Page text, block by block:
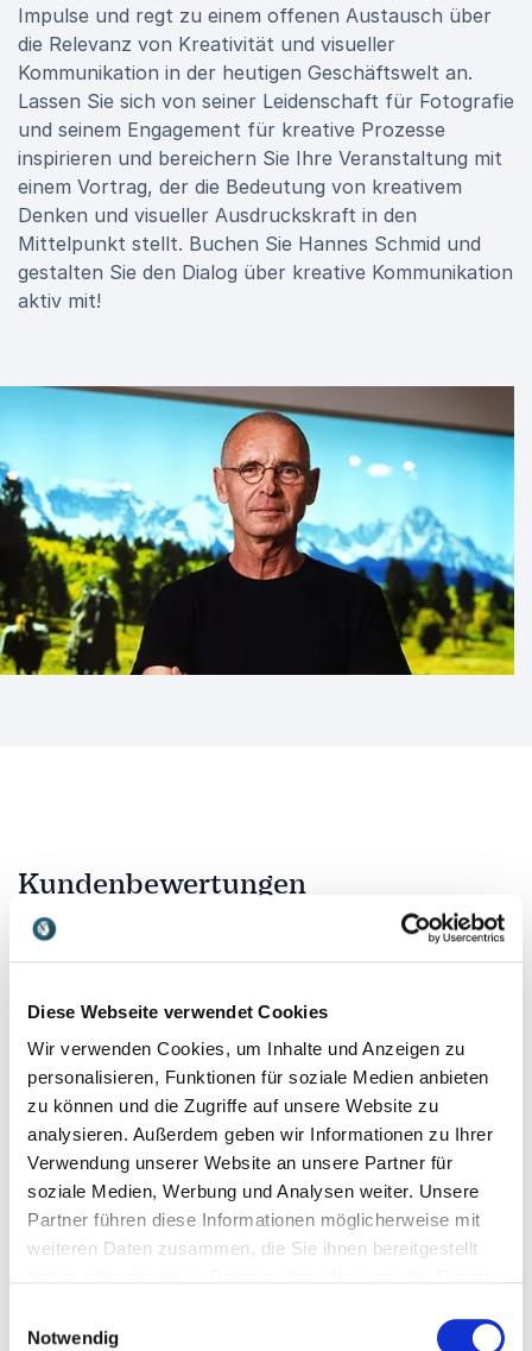
Diese Webseite verwendet Cookies
Wir verwenden Cookies, um Inhalte und Anzeigen zu
personalisieren, Funktionen für soziale Medien anbieten
zu können und die Zugriffe auf unsere Website zu
analysieren. Außerdem geben wir Informationen zu Ihrer
Verwendung unserer Website an unsere Partner für
soziale Medien, Werbung und Analysen weiter. Unsere
Partner führen diese Informationen möglicherweise mit
weiteren Daten zusammen, die Sie ihnen bereitgestellt
Notwendig
Impulse und regt zu einem offenen Austausch über
die Relevanz von Kreativität und visueller
Kommunikation in der heutigen Geschäftswelt an.
Lassen Sie sich von seiner Leidenschaft für Fotografie
und seinem Engagement für kreative Prozesse
inspirieren und bereichern Sie Ihre Veranstaltung mit
einem Vortrag, der die Bedeutung von kreativem
Denken und visueller Ausdruckskraft in den
Mittelpunkt stellt. Buchen Sie Hannes Schmid und
gestalten Sie den Dialog über kreative Kommunikation
aktiv mit!
Kundenbewertungen
4von5
Hannes erzählt seine Geschichte aus seinem
berührend und auch ermutigend. Mit seinem neuesten
Engagement mit Smiling Gecko nutzt er seine ganze
Lebensenergie für die Menschen vor Ort in
Kambodscha. Das zeigt, was möglich ist, wenn
Menschen für Menschen da sind und im Leben das
richtige tun. Ja, es ist möglich Dörfer zu bauen an
einem Ort wo man denkt, es wäre unmöglich.
Herzliches Dankeschön für diesen ermutigenden und
kraftvollen Einblick.